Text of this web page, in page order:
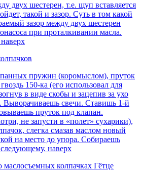
двух шестерен, т.е. щуп вставляется
такой и зазор. Суть в том какой
зазор между двух шестерен
при проталкивании масла.
пружин (коромыслом), пруток
150-ка (его использовал для
в виде скобы и зацепив за ухо
Выворачиваешь свечи. Ставишь 1-й
пруток под клапан.
не запусти в «полет» сухарики),
слегка смазав маслом новый
на место до упора. Собираешь
наверх
колпачках Гётце